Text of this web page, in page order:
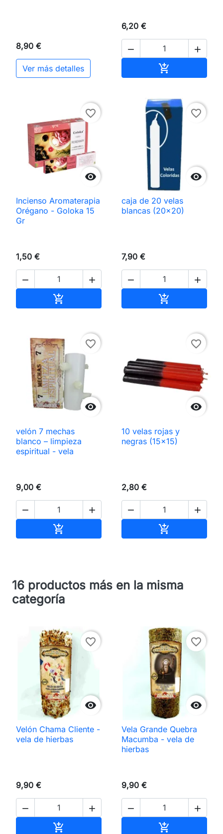
8,90 €
Ver más detalles
6,20 €
 


favorite_border
Incienso Aromaterapia
Orégano - Goloka 15
Gr
1,50 €
 


favorite_border
caja de 20 velas
blancas (20×20)
7,90 €
 


favorite_border
velón 7 mechas
blanco – limpieza
espiritual - vela
9,00 €
 


favorite_border
10 velas rojas y
negras (15×15)
2,80 €
 

16 productos más en la misma
categoría

favorite_border
Velón Chama Cliente -
vela de hierbas
9,90 €
 


favorite_border
Vela Grande Quebra
Macumba - vela de
hierbas
9,90 €
 
